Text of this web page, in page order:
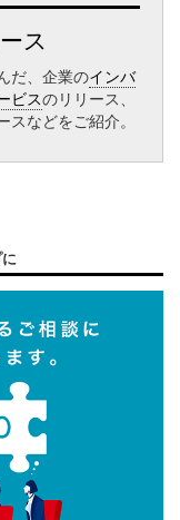
ス
だ、企業のインバ
ビスのリリース、
などをご紹介。